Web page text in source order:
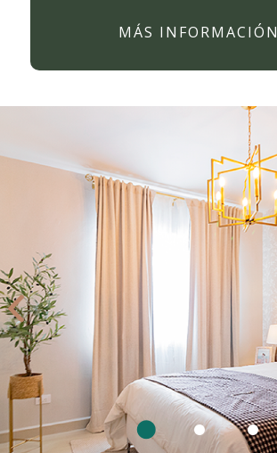
MÁS INFORMACIÓN